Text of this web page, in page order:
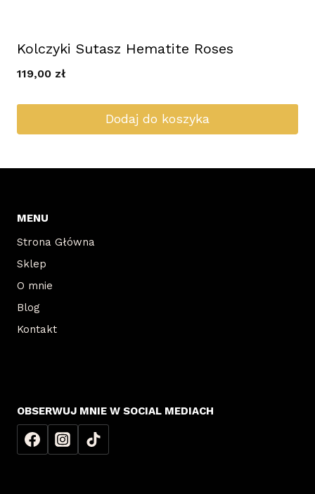
Kolczyki Sutasz Hematite Roses
119,00 zł
Dodaj do koszyka
MENU
Strona Główna
Sklep
O mnie
Blog
Kontakt
OBSERWUJ MNIE W SOCIAL MEDIACH